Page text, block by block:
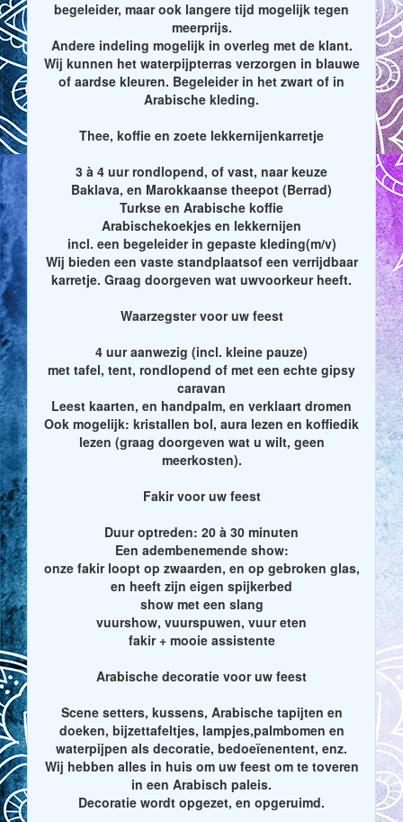
begeleider, maar ook langere tijd mogelijk tegen
meerprijs.
Andere indeling mogelijk in overleg met de klant.
Wij kunnen het waterpijpterras verzorgen in blauwe
of aardse kleuren. Begeleider in het zwart of in
Arabische kleding.
Thee, koffie en zoete lekkernijenkarretje
3 à 4 uur rondlopend, of vast, naar keuze
Baklava, en Marokkaanse theepot (Berrad)
Turkse en Arabische koffie
Arabischekoekjes en lekkernijen
incl. een begeleider in gepaste kleding(m/v)
Wij bieden een vaste standplaatsof een verrijdbaar
karretje. Graag doorgeven wat uwvoorkeur heeft.
Waarzegster voor uw feest
4 uur aanwezig (incl. kleine pauze)
met tafel, tent, rondlopend of met een echte gipsy
caravan
Leest kaarten, en handpalm, en verklaart dromen
Ook mogelijk: kristallen bol, aura lezen en koffiedik
lezen (graag doorgeven wat u wilt, geen
meerkosten).
Fakir voor uw feest
Duur optreden: 20 à 30 minuten
Een adembenemende show:
onze fakir loopt op zwaarden, en op gebroken glas,
en heeft zijn eigen spijkerbed
show met een slang
vuurshow, vuurspuwen, vuur eten
fakir + mooie assistente
Arabische decoratie voor uw feest
Scene setters, kussens, Arabische tapijten en
doeken, bijzettafeltjes, lampjes,palmbomen en
waterpijpen als decoratie, bedoeïenentent, enz.
Wij hebben alles in huis om uw feest om te toveren
in een Arabisch paleis.
Decoratie wordt opgezet, en opgeruimd.